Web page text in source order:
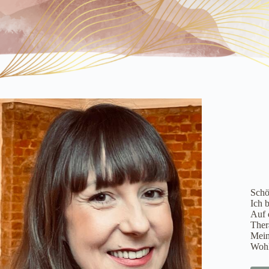
Ich
Auf